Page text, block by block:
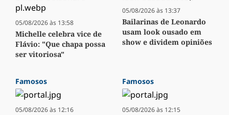
05/08/2026 às 13:58
Michelle celebra vice de
Flávio: "Que chapa possa
ser vitoriosa"
05/08/2026 às 13:37
Bailarinas de Leonardo
usam look ousado em
show e dividem opiniões
Famosos
05/08/2026 às 12:16
Famosos
05/08/2026 às 12:15